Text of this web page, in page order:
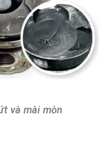
và mài mòn